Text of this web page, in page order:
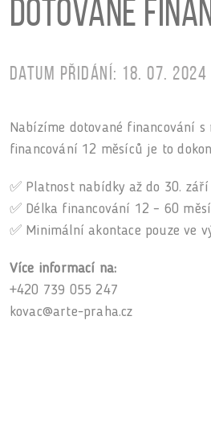
Dotované
Datum přidání: 18. 07. 2024
Nabízíme dotované financování
financování 12 měsíců je to
✅ Platnost nabídky až do 30.
✅ Délka financování 12 – 60
✅ Minimální akontace pouze ve
Více informací na:
+420 739 055 247
kovac@arte-praha.cz